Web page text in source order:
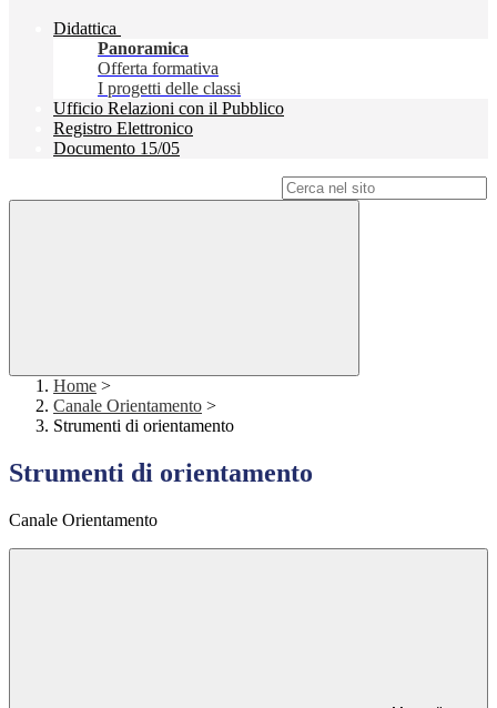
Didattica
Panoramica
Offerta formativa
I progetti delle classi
Ufficio Relazioni con il Pubblico
Registro Elettronico
Documento 15/05
Home >
Canale Orientamento >
Strumenti di orientamento
Strumenti di orientamento
Canale Orientamento